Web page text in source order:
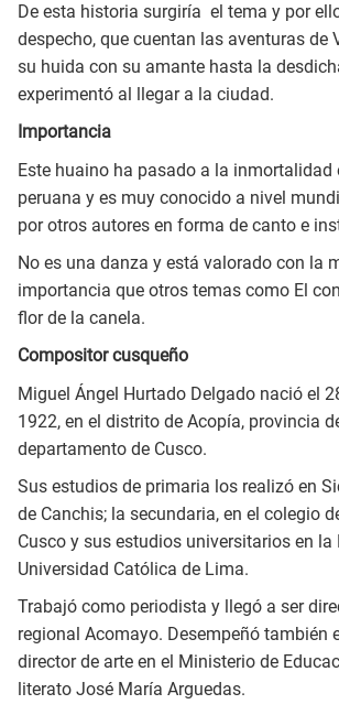
De esta historia surgiría el tema y por
despecho, que cuentan las aventuras de
su huida con su amante hasta la
experimentó al llegar a la ciudad.
Importancia
Este huaino ha pasado a la inmortalidad
peruana y es muy conocido a nivel
por otros autores en forma de canto e
No es una danza y está valorado con la
importancia que otros temas como El
flor de la canela.
Compositor cusqueño
Miguel Ángel Hurtado Delgado nació el
1922, en el distrito de Acopía, provincia
departamento de Cusco.
Sus estudios de primaria los realizó en
de Canchis; la secundaria, en el colegio
Cusco y sus estudios universitarios en la
Universidad Católica de Lima.
Trabajó como periodista y llegó a ser
regional Acomayo. Desempeñó también
director de arte en el Ministerio de
literato José María Arguedas.